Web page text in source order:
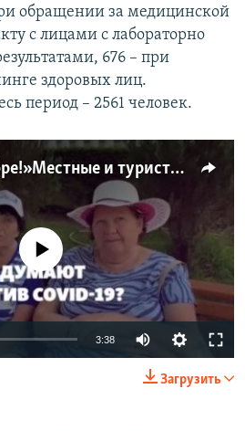
обращении за медицинской
с лицами с лабораторно
676 – при
здоровых лиц.
период – 2561 человек.
«Вспыхнем в ноябре!» Местные и туристы о борьбе с COVID-19 в Крыму (видео)
currently available
3:38
240p
Загрузить